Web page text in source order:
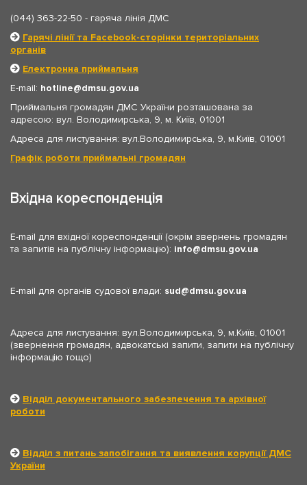
(044) 363-22-50 - гаряча лінія ДМС
Гарячі лінії та Facebook-сторінки територіальних
органів
Електронна приймальня
E-mail: hotline
dmsu.gov.ua
Приймальня громадян ДМС України розташована за
адресою: вул. Володимирська, 9, м. Київ, 01001
Адреса для листування: вул.Володимирська, 9, м.Київ, 01001
Графік роботи приймальні громадян
Вхідна кореспонденція
E-mail для вхідної кореспонденції (окрім звернень громадян
та запитів на публічну інформацію): info dmsu.gov.ua
E-mail для органів судової влади: sud dmsu.gov.ua
Адреса для листування: вул.Володимирська, 9, м.Київ, 01001
(звернення громадян, адвокатські запити, запити на публічну
інформацію тощо)
Відділ документального забезпечення та архівної
роботи
Відділ з питань запобігання та виявлення корупції ДМС
України